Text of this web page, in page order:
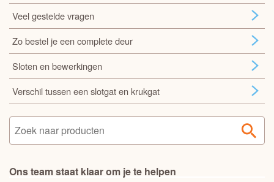
Veel gestelde vragen
Zo bestel je een complete deur
Sloten en bewerkingen
Verschil tussen een slotgat en krukgat
Ons team staat klaar om je te helpen